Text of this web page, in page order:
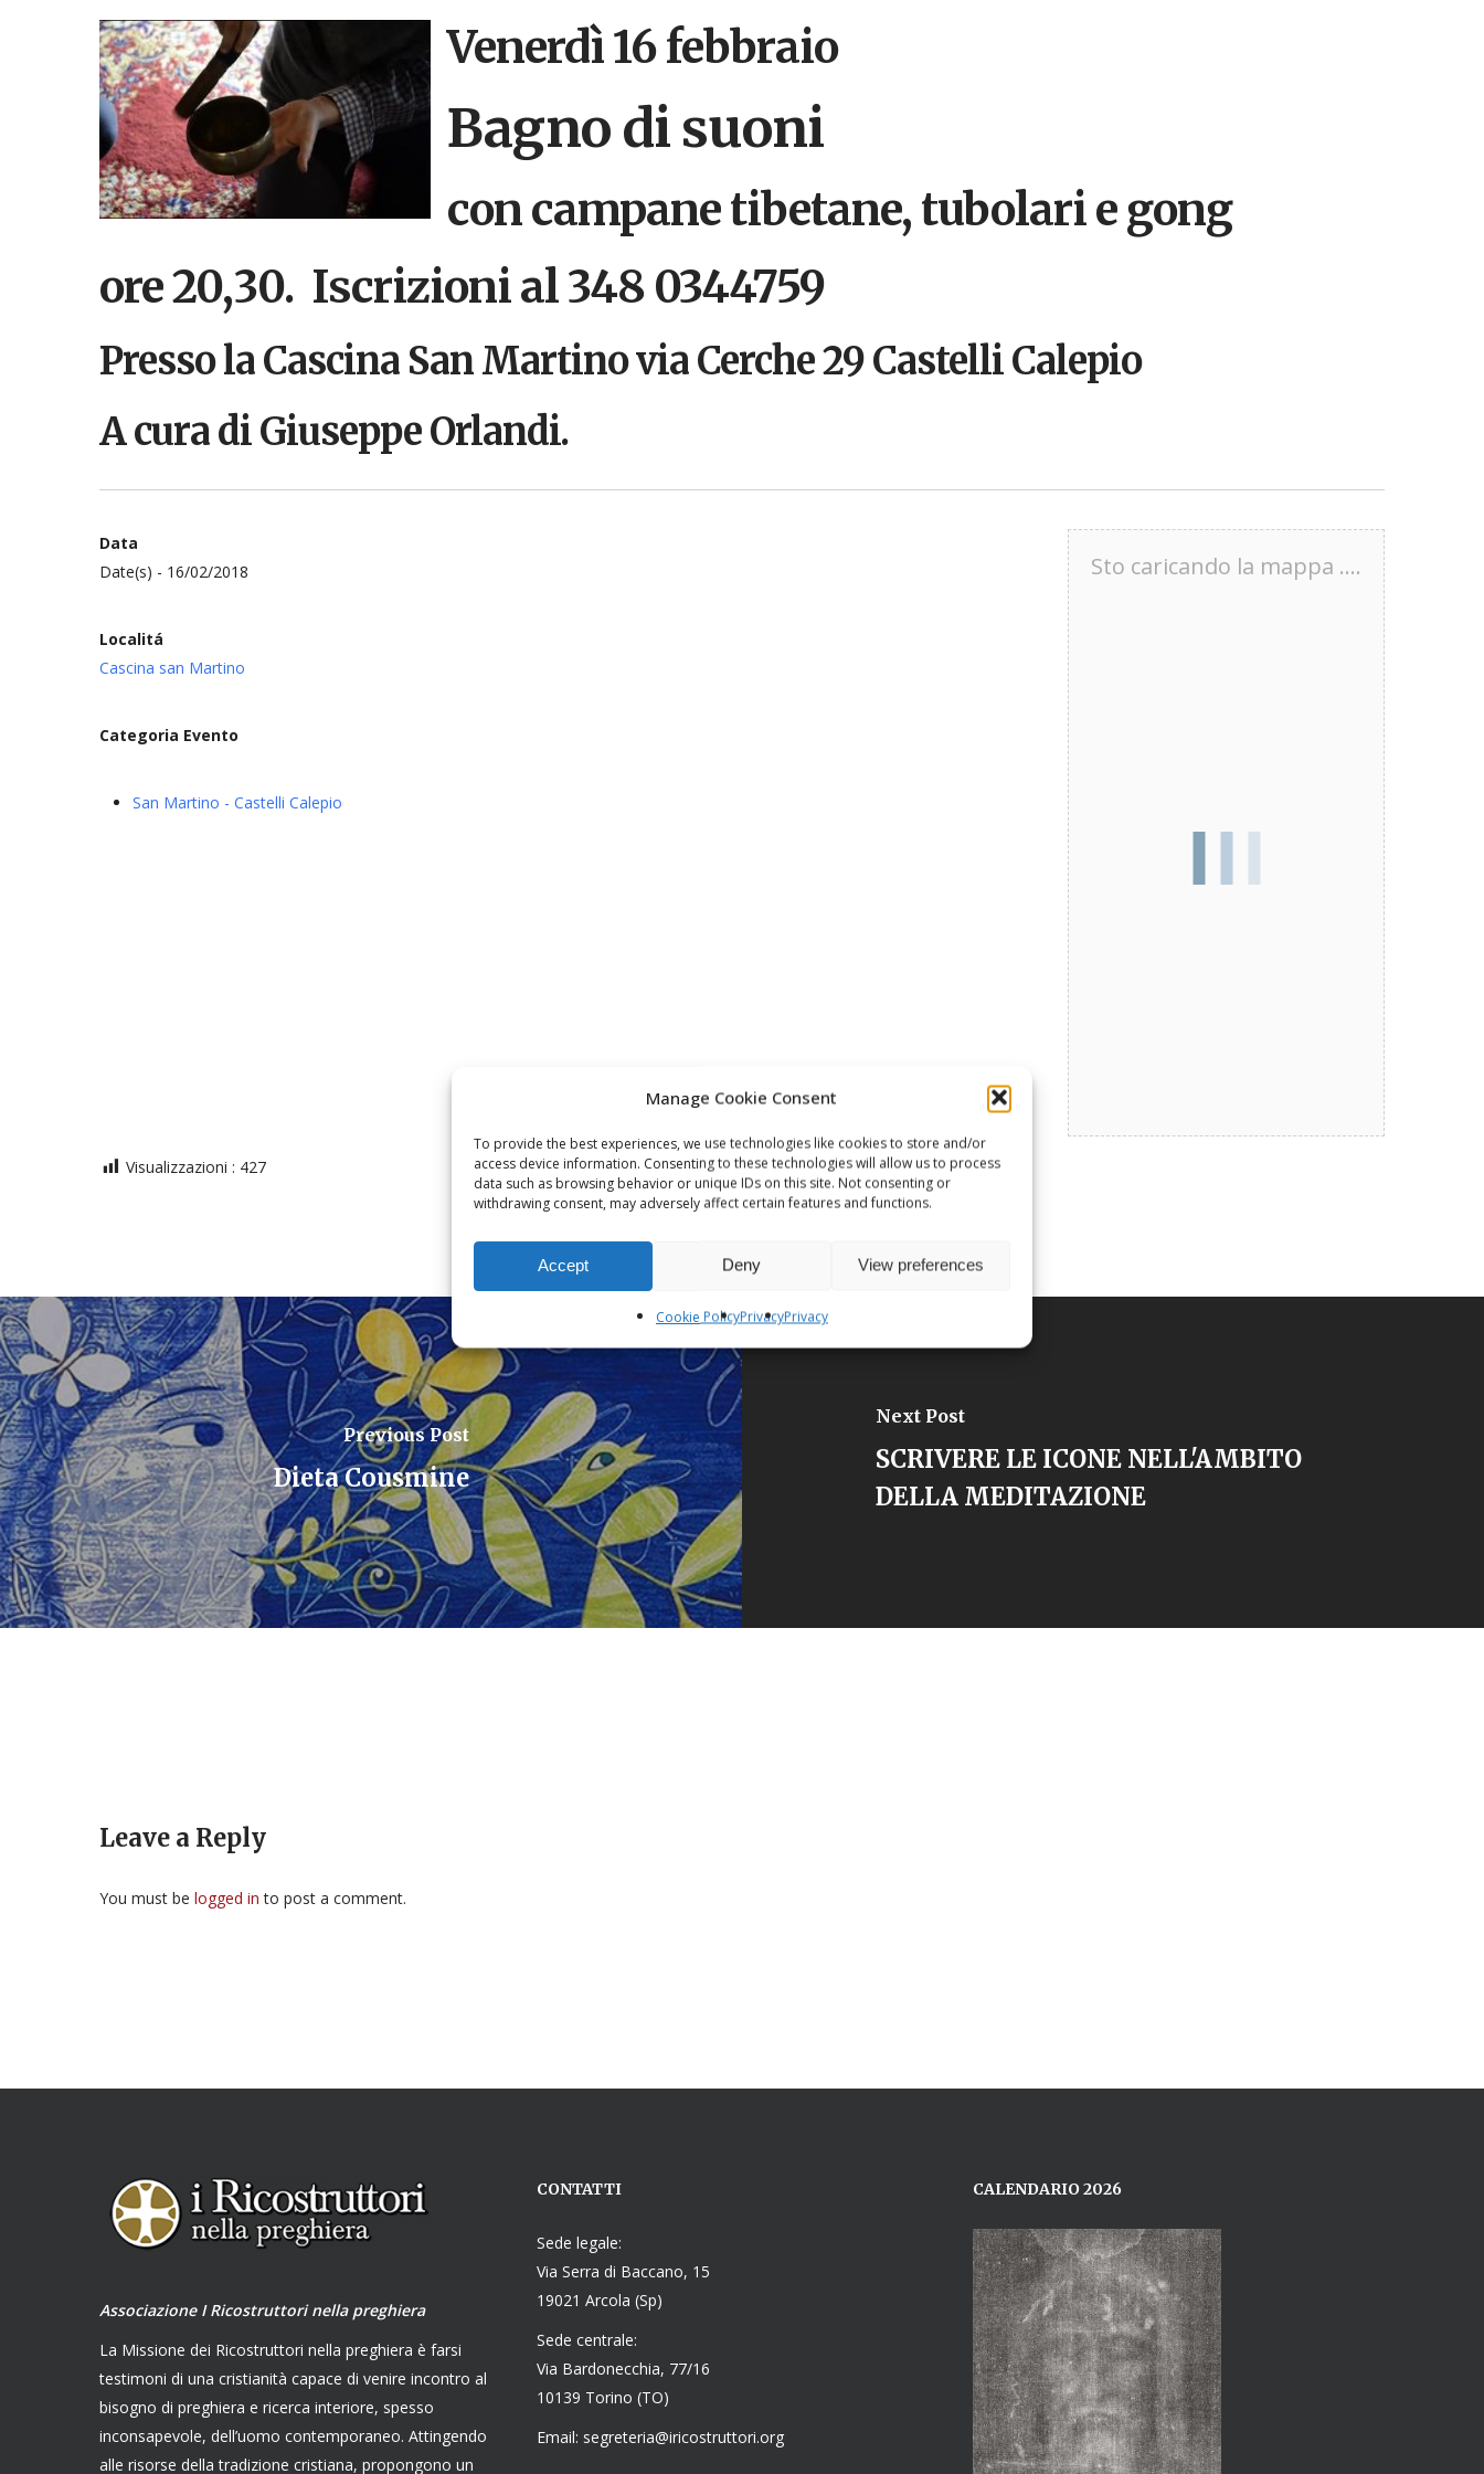
Manage Cookie Consent
To provide the best experiences, we use technologies like cookies to store and/or
access device information. Consenting to these technologies will allow us to process
data such as browsing behavior or unique IDs on this site. Not consenting or
withdrawing consent, may adversely affect certain features and functions.
Accept Deny View preferences
Cookie PolicyPrivacyPrivacy
Hit enter to search or ESC to close
Venerdì 16 febbraio
Bagno di suoni
con campane tibetane, tubolari e gong
ore 20,30. Iscrizioni al 348 0344759
Presso la Cascina San Martino via Cerche 29 Castelli Calepio
A cura di Giuseppe Orlandi.
Sto caricando la mappa ....
Data
Date(s) - 16/02/2018
Localitá
Cascina san Martino
Categoria Evento
San Martino - Castelli Calepio
Visualizzazioni : 427
Previous Post
Dieta Cousmine
Next Post
SCRIVERE LE ICONE NELL'AMBITO
DELLA MEDITAZIONE
Leave a Reply
You must be logged in to post a comment.
Associazione I Ricostruttori nella preghiera
La Missione dei Ricostruttori nella preghiera è farsi
testimoni di una cristianità capace di venire incontro al
bisogno di preghiera e ricerca interiore, spesso
inconsapevole, dell’uomo contemporaneo. Attingendo
alle risorse della tradizione cristiana, propongono un
CONTATTI
Sede legale:
Via Serra di Baccano, 15
19021 Arcola (Sp)
Sede centrale:
Via Bardonecchia, 77/16
10139 Torino (TO)
Email: segreteria@iricostruttori.org
CALENDARIO 2026